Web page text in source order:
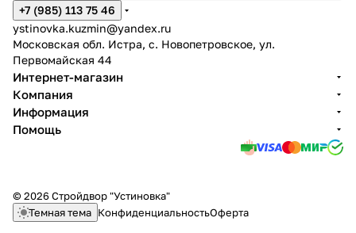
+7 (985) 113 75 46
ystinovka.kuzmin@yandex.ru
Московская обл. Истра, с. Новопетровское, ул.
Первомайская 44
Интернет-магазин
Компания
Информация
Помощь
© 2026 Стройдвор "Устиновка"
Темная тема КонфиденциальностьОферта